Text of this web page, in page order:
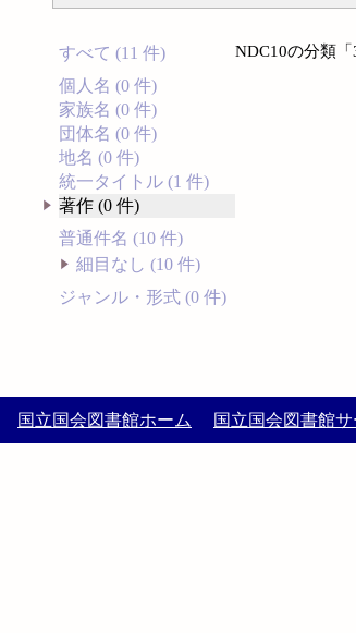
すべて (11 件)
個人名 (0 件)
家族名 (0 件)
団体名 (0 件)
地名 (0 件)
統一タイトル (1 件)
著作 (0 件)
普通件名 (10 件)
細目なし (10 件)
ジャンル・形式 (0 件)
NDC10の分類
国立国会図書館ホーム 国立国会図書館サ